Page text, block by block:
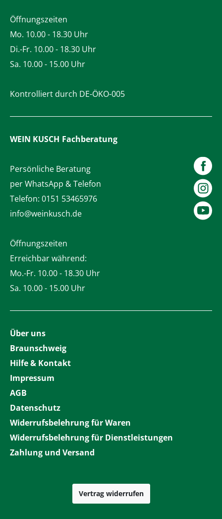
Öffnungszeiten
Mo. 10.00 - 18.30 Uhr
Di.-Fr. 10.00 - 18.30 Uhr
Sa. 10.00 - 15.00 Uhr
Kontrolliert durch DE-ÖKO-005
WEIN KUSCH Fachberatung
Persönliche Beratung
per WhatsApp & Telefon
Telefon: 0151 53465976
info@weinkusch.de
Öffnungszeiten
Erreichbar während:
Mo.-Fr. 10.00 - 18.30 Uhr
Sa. 10.00 - 15.00 Uhr
Über uns
Braunschweig
Hilfe & Kontakt
Impressum
AGB
Datenschutz
Widerrufsbelehrung für Waren
Widerrufsbelehrung für Dienstleistungen
Zahlung und Versand
Vertrag widerrufen